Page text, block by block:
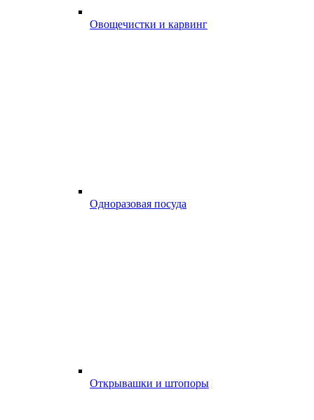
Овощечистки и карвинг
Одноразовая посуда
Открывашки и штопоры